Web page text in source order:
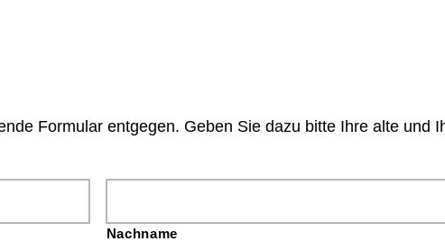
Formular entgegen. Geben Sie dazu bitte Ihre alte und
Nachname